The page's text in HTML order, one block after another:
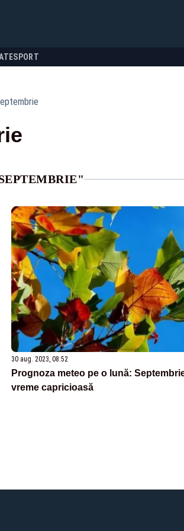
SPORT
30 aug. 2023, 08:52
Prognoza meteo pe o lună:
vreme capricioasă